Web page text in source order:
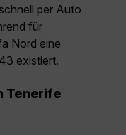
per Auto
für
Nord eine
existiert.
Tenerife